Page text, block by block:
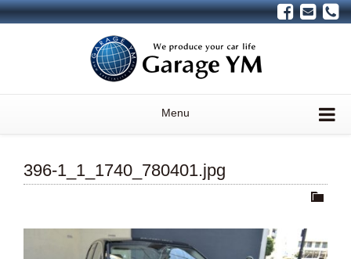
Menu
396-1_1_1740_780401.jpg